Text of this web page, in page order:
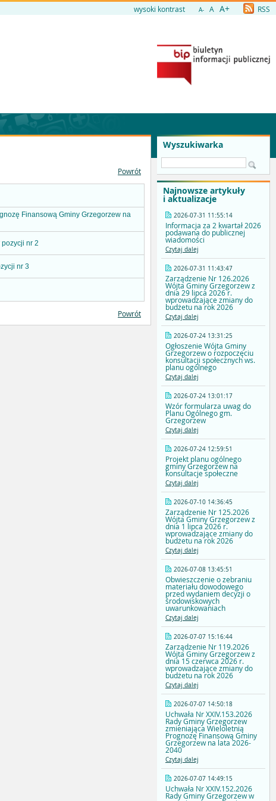
wysoki kontrast A- A A+ RSS
Wyszukiwarka
Najnowsze artykuły
i aktualizacje
2026-07-31 11:55:14
Informacja za 2 kwartał 2026
podawana do publicznej
wiadomości
Czytaj dalej
2026-07-31 11:43:47
Zarządzenie Nr 126.2026
Wójta Gminy Grzegorzew z
dnia 29 lipca 2026 r.
wprowadzające zmiany do
budżetu na rok 2026
Czytaj dalej
2026-07-24 13:31:25
Ogłoszenie Wójta Gminy
Grzegorzew o rozpoczęciu
konsultacji społecznych ws.
planu ogólnego
Czytaj dalej
2026-07-24 13:01:17
Wzór formularza uwag do
Planu Ogólnego gm.
Grzegorzew
Czytaj dalej
2026-07-24 12:59:51
Projekt planu ogólnego
gminy Grzegorzew na
konsultacje społeczne
Czytaj dalej
2026-07-10 14:36:45
Zarządzenie Nr 125.2026
Wójta Gminy Grzegorzew z
dnia 1 lipca 2026 r.
wprowadzające zmiany do
budżetu na rok 2026
Czytaj dalej
2026-07-08 13:45:51
Obwieszczenie o zebraniu
materiału dowodowego
przed wydaniem decyzji o
środowiskowych
uwarunkowaniach
Czytaj dalej
2026-07-07 15:16:44
Zarządzenie Nr 119.2026
Wójta Gminy Grzegorzew z
dnia 15 czerwca 2026 r.
wprowadzające zmiany do
budżetu na rok 2026
Czytaj dalej
2026-07-07 14:50:18
Uchwała Nr XXIV.153.2026
Rady Gminy Grzegorzew
zmieniająca Wieloletnią
Prognozę Finansową Gminy
Grzegorzew na lata 2026-
2040
Czytaj dalej
2026-07-07 14:49:15
Uchwała Nr XXIV.152.2026
Rady Gminy Grzegorzew w
Powrót
Finansową Gminy Grzegorzew na
pozycji nr 2
nr 3
Powrót